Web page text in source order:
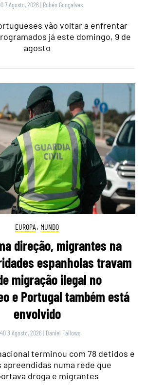
7 Agosto, 2026 | Rubén Gonçalves
vão voltar a enfrentar
já este domingo, 9 de
agosto
EUROPA , MUNDO
direção, migrantes na
espanholas travam
migração ilegal no
e Portugal também está
envolvido
8 Agosto, 2026 | Daniel Fallows
terminou com 78 detidos e
apreendidas numa rede que
droga e migrantes